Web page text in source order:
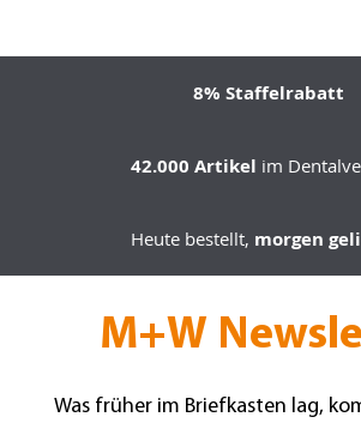
8% Staffelrabatt
42.000 Artikel im
Heute bestellt, morgen
M+W
Was früher im Briefkasten lag,